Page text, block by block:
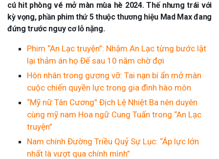
cú hit phòng vé mở màn mùa hè 2024. Thế nhưng trái với
kỳ vọng, phần phim thứ 5 thuộc thương hiệu Mad Max đang
đứng trước nguy cơ lỗ nặng.
Phim “An Lạc truyện”: Nhậm An Lạc từng bước lật
lại thảm án họ Đế sau 10 năm chờ đợi
Hôn nhân trong gương vỡ: Tai nạn bí ẩn mở màn
cuộc chiến quyền lực trong gia đình hào môn
“Mỹ nữ Tân Cương” Địch Lệ Nhiệt Ba nên duyên
cùng mỹ nam Hoa ngữ Cung Tuấn trong “An Lạc
truyện”
Nam chính Đường Triều Quỷ Sự Lục: “Áp lực lớn
nhất là vượt qua chính mình”